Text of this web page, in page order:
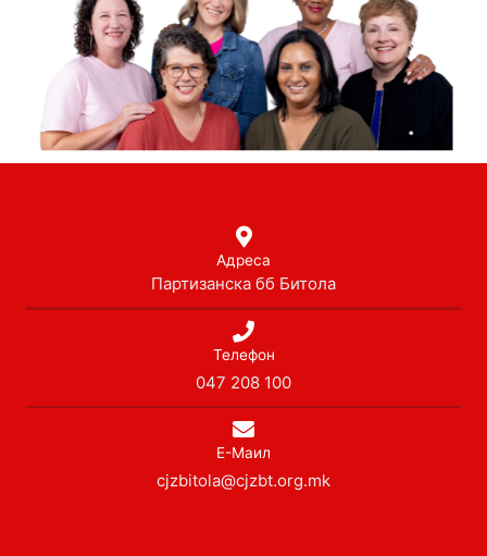
Адреса
Партизанска бб Битола
Телефон
047 208 100
Е-Маил
cjzbitola@cjzbt.org.mk